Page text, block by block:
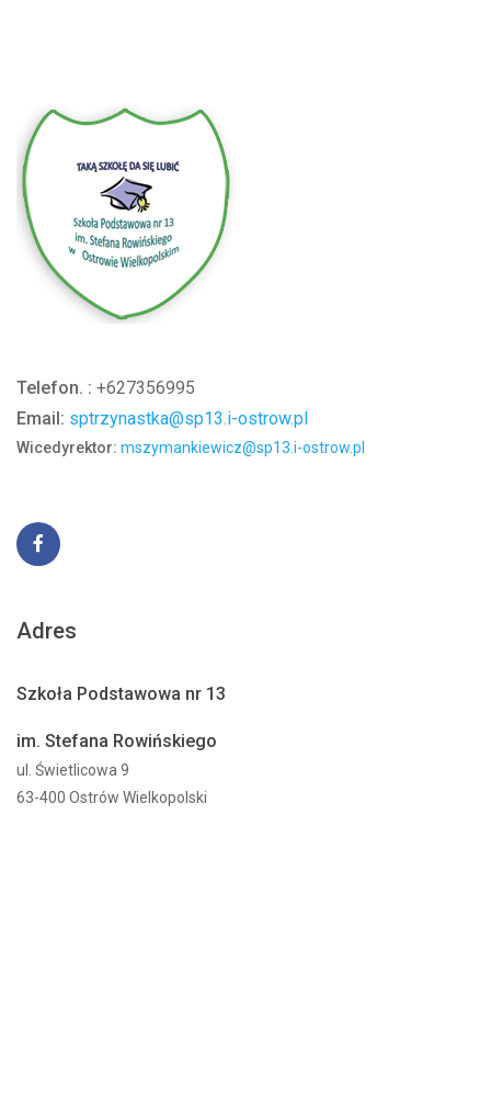
Telefon. : +627356995
Email: sptrzynastka@sp13.i-ostrow.pl
Wicedyrektor: mszymankiewicz@sp13.i-ostrow.pl
Adres
Szkoła Podstawowa nr 13
im. Stefana Rowińskiego
ul. Świetlicowa 9
63-400 Ostrów Wielkopolski